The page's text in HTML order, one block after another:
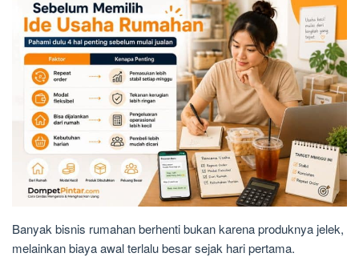
Banyak bisnis rumahan berhenti bukan karena produknya jelek,
melainkan biaya awal terlalu besar sejak hari pertama.